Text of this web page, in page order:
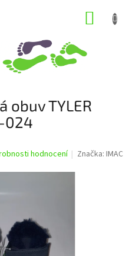
obuv TYLER
024
hodnocení Značka:IMAC